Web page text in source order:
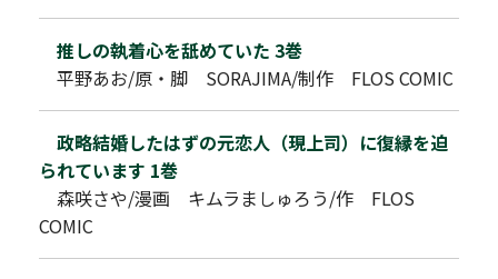
推しの執着心を舐めていた 3巻
平野あお/原・脚 SORAJIMA/制作 FLOS COMIC
政略結婚したはずの元恋人（現上司）に復縁を迫
られています 1巻
森咲さや/漫画 キムラましゅろう/作 FLOS
COMIC